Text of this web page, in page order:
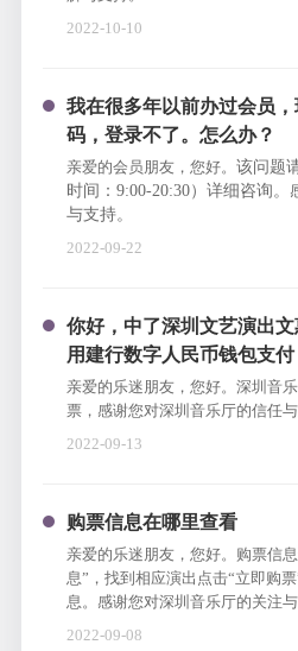
2022-10-10
我在很多年以前办过会员
码，登录不了。怎么办？
亲爱的会员朋友，您好。 该问题
时间：9:00-20:30）详细咨询
与支持。
2022-09-22
你好，中了深圳文艺演出
用建行数字人民币钱包支付
亲爱的乐迷朋友，您好。深圳音
票，感谢您对深圳音乐厅的信任与
2022-09-13
购票信息在哪里查看
亲爱的乐迷朋友，您好。购票信
息”，找到相应演出点击“立即购
息。感谢您对深圳音乐厅的关注与
2022-09-08